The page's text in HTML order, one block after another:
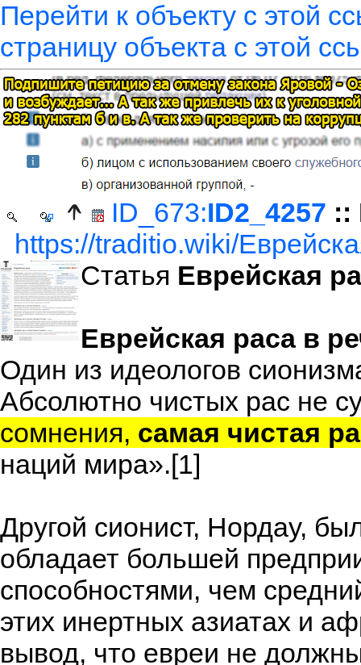
Перейти к объекту с этой
страницу объекта с этой
ID_673:ID2_4257 ::
https://traditio.wiki/
Статья Еврейская
Еврейская раса в
Один из идеологов
Абсолютно чистых рас не
сомнения, самая чистая
наций мира».[1]
Другой сионист, Нордау,
обладает большей
способностями, чем
этих инертных азиатах и
вывод, что евреи не